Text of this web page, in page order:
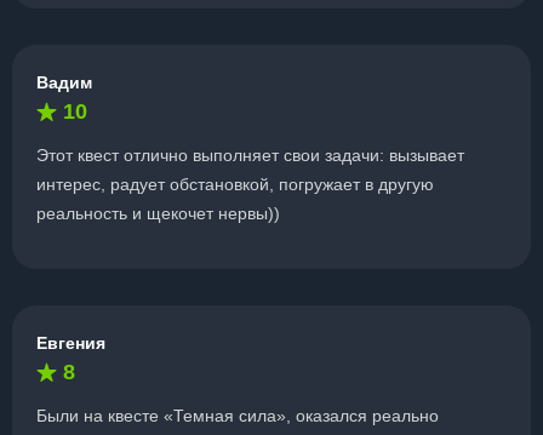
Вадим
10
Этот квест отлично выполняет свои задачи: вызывает
интерес, радует обстановкой, погружает в другую
реальность и щекочет нервы))
Евгения
8
Были на квесте «Темная сила», оказался реально